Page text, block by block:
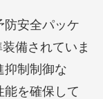
防安全パッケ
備されていま
抑制制御な
能を確保して